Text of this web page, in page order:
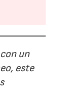
un
este